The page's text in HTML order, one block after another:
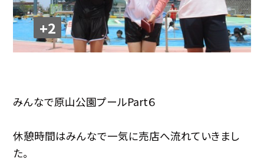
+2
みんなで原山公園プールPart６
休憩時間はみんなで一気に売店へ流れていきまし
た。